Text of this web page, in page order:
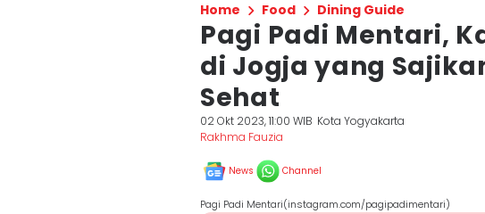
Home Food Dining Guide
Pagi Padi Mentari,
di Jogja yang
Sehat
02 Okt 2023, 11:00 WIB Kota Yogyakarta
Rakhma Fauzia
News Channel
Pagi Padi Mentari(instagram.com/pagipadimentari)